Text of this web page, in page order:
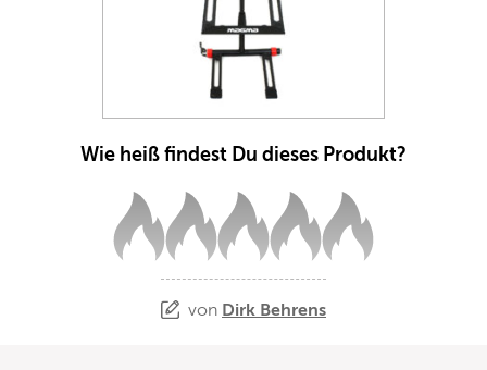
Wie heiß findest Du dieses Produkt?
von Dirk Behrens